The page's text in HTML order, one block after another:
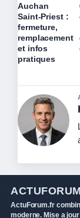
Auchan
Saint-Priest :
fermeture,
remplacement
et infos
pratiques
ActuForum.fr
moderne. Mise a